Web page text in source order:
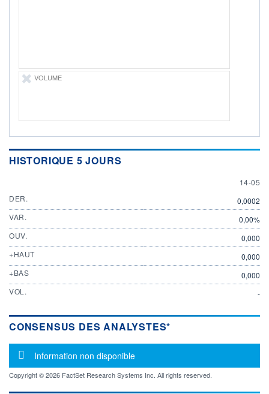
VOLUME
HISTORIQUE 5 JOURS
14 MAY
14-05
DER.
0,0002
VAR.
0,00%
OUV.
0,000
+HAUT
0,000
+BAS
0,000
VOL.
-
CONSENSUS DES ANALYSTES*
Message d'information
Information non disponible
Copyright © 2026 FactSet Research Systems Inc. All rights reserved.